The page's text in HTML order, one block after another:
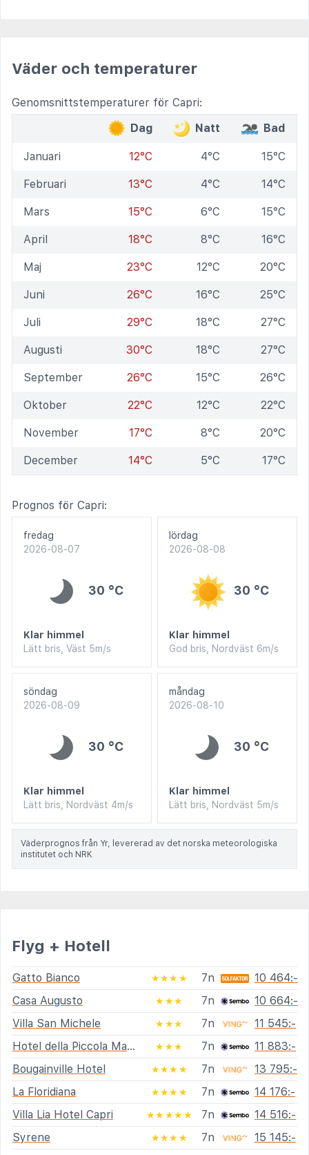
Väder och temperaturer
Genomsnittstemperaturer för Capri:
Dag
Natt Bad
Januari 12°C 4°C 15°C
Februari 13°C 4°C 14°C
Mars 15°C 6°C 15°C
April 18°C 8°C 16°C
Maj 23°C 12°C 20°C
Juni 26°C 16°C 25°C
Juli 29°C 18°C 27°C
Augusti 30°C 18°C 27°C
September 26°C 15°C 26°C
Oktober 22°C 12°C 22°C
November 17°C 8°C 20°C
December 14°C 5°C 17°C
Prognos för Capri:
fredag
2026-08-07
30 °C
Klar himmel
Lätt bris, Väst 5m/s
lördag
2026-08-08
30 °C
Klar himmel
God bris, Nordväst 6m/s
söndag
2026-08-09
30 °C
Klar himmel
Lätt bris, Nordväst 4m/s
måndag
2026-08-10
30 °C
Klar himmel
Lätt bris, Nordväst 5m/s
Väderprognos från Yr, levererad av det norska meteorologiska
institutet och NRK
Flyg + Hotell
Gatto Bianco ★★★★ 7n
10 464:-
Casa Augusto
★★★ 7n
10 664:-
Villa San Michele
★★★ 7n
11 545:-
Hotel della Piccola Marina
★★★ 7n
11 883:-
Bougainville Hotel
★★★★ 7n
13 795:-
La Floridiana
★★★★ 7n
14 176:-
Villa Lia Hotel Capri
★★★★★ 7n
14 516:-
Syrene
★★★★ 7n
15 145:-